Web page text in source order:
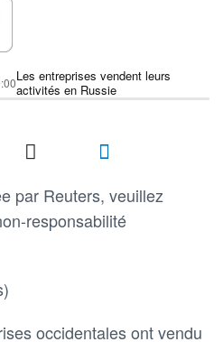
Les entreprises vendent leurs
activités en Russie
par Reuters, veuillez
responsabilité
occidentales ont vendu